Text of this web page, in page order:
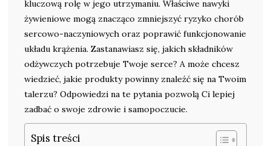
kluczową rolę w jego utrzymaniu. Właściwe nawyki
żywieniowe mogą znacząco zmniejszyć ryzyko chorób
sercowo-naczyniowych oraz poprawić funkcjonowanie
układu krążenia. Zastanawiasz się, jakich składników
odżywczych potrzebuje Twoje serce? A może chcesz
wiedzieć, jakie produkty powinny znaleźć się na Twoim
talerzu? Odpowiedzi na te pytania pozwolą Ci lepiej
zadbać o swoje zdrowie i samopoczucie.
Spis treści